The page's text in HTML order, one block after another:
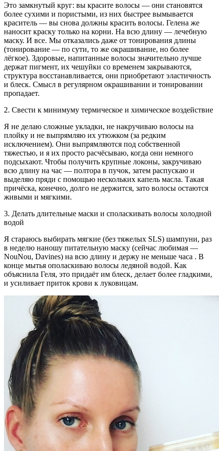
Это замкнутый круг: вы красите волосы — они становятся
более сухими и пористыми, из них быстрее вымывается
краситель — вы снова должны красить волосы. Гелена же
наносит краску только на корни. На всю длину — лечебную
маску. И все. Мы отказались даже от тонирования длины
(тонирование — по сути, то же окрашивание, но более
лёгкое). Здоровые, напитанные волосы значительно лучше
держат пигмент, их чешуйки со временем закрываются,
структура восстанавливается, они приобретают эластичность
и блеск. Смысл в регулярном окрашивании и тонировании
пропадает.
2. Свести к минимуму термическое и химическое воздействие
Я не делаю сложные укладки, не накручиваю волосы на
плойку и не выпрямляю их утюжком (за редким
исключением). Они выпрямляются под собственной
тяжестью, и я их просто расчёсываю, когда они немного
подсыхают. Чтобы получить крупные локоны, закручиваю
всю длину на час — полтора в пучок, затем распускаю и
выделяю пряди с помощью нескольких капель масла. Такая
причёска, конечно, долго не держится, зато волосы остаются
живыми и мягкими.
3. Делать длительные маски и споласкивать волосы холодной
водой
Я стараюсь выбирать мягкие (без тяжелых SLS) шампуни, раз
в неделю наношу питательную маску (сейчас любимая —
NouNou, Davines) на всю длину и держу не меньше часа . В
конце мытья ополаскиваю волосы ледяной водой. Как
объяснила Геля, это придаёт им блеск, делает более гладкими,
и усиливает приток крови к луковицам.